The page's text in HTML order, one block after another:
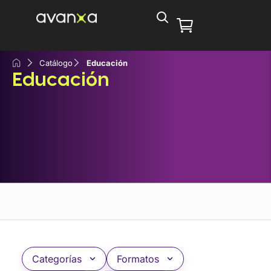
Catálogo Educación
Educación
Categorías
Formatos